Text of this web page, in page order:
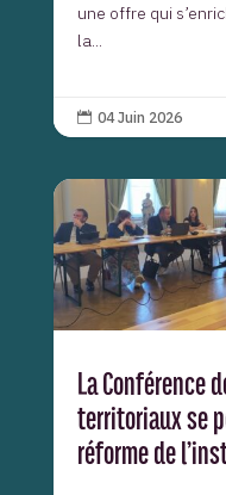
une offre qui
la...
 04 Juin 2026
La Conférence
territoriaux se
réforme de